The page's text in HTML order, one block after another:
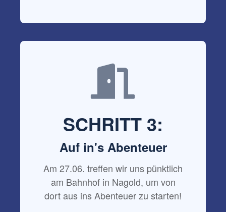
SCHRITT 3:
Auf in's Abenteuer
Am 27.06. treffen wir uns pünktlich
am Bahnhof in Nagold, um von
dort aus ins Abenteuer zu starten!